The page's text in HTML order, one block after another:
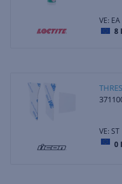
VE: EA
8
VE: ST
0